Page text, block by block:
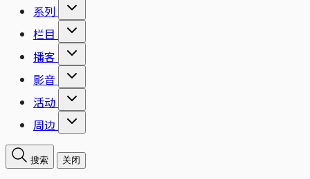
系列
栏目
播客
影音
活动
周边
搜索 关闭